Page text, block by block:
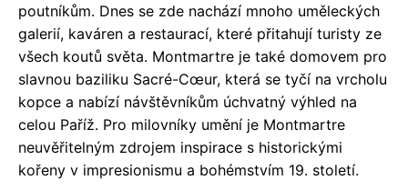
poutníkům. Dnes se zde nachází mnoho uměleckých
galerií, kaváren a restaurací, které přitahují turisty ze
všech koutů světa. Montmartre je také domovem pro
slavnou baziliku Sacré-Cœur, která se tyčí na vrcholu
kopce a nabízí návštěvníkům úchvatný výhled na
celou Paříž. Pro milovníky umění je Montmartre
neuvěřitelným zdrojem inspirace s historickými
kořeny v impresionismu a bohémstvím 19. století.